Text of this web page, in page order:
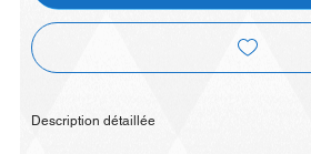
Description détaillée